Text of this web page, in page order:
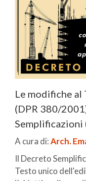
Le modifiche al
(DPR 380/
Semplificazioni
A cura di:Arch.
Il Decreto
Testo unico